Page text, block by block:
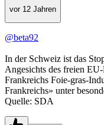
vor 12 Jahren
@beta92
In der Schweiz ist das
Angesichts des freien
Frankreichs Foie-gras-
Frankreichs» unter
Quelle: SDA